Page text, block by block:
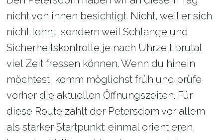
nicht von innen besichtigt. Nicht, weil er sich
nicht lohnt, sondern weil Schlange und
Sicherheitskontrolle je nach Uhrzeit brutal
viel Zeit fressen können. Wenn du hinein
möchtest, komm möglichst früh und prüfe
vorher die aktuellen Öffnungszeiten. Für
diese Route zählt der Petersdom vor allem
als starker Startpunkt: einmal orientieren,